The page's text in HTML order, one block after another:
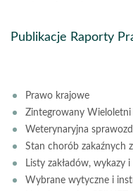
Publikacje Raporty
Prawo krajowe
Zintegrowany Wieloletni
Weterynaryjna
Stan chorób zakaźnych
Listy zakładów, wykazy
Wybrane wytyczne i